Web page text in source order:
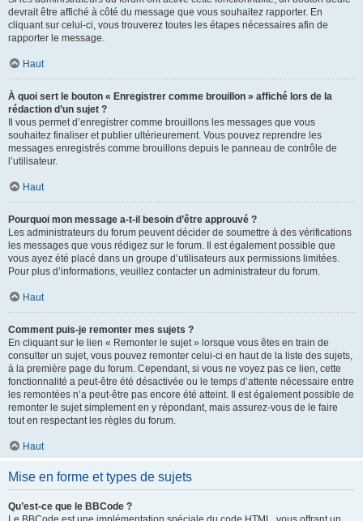
devrait être affiché à côté du message que vous souhaitez rapporter. En
cliquant sur celui-ci, vous trouverez toutes les étapes nécessaires afin de
rapporter le message.
Haut
À quoi sert le bouton « Enregistrer comme brouillon » affiché lors de la
rédaction d’un sujet ?
Il vous permet d’enregistrer comme brouillons les messages que vous
souhaitez finaliser et publier ultérieurement. Vous pouvez reprendre les
messages enregistrés comme brouillons depuis le panneau de contrôle de
l’utilisateur.
Haut
Pourquoi mon message a-t-il besoin d’être approuvé ?
Les administrateurs du forum peuvent décider de soumettre à des vérifications
les messages que vous rédigez sur le forum. Il est également possible que
vous ayez été placé dans un groupe d’utilisateurs aux permissions limitées.
Pour plus d’informations, veuillez contacter un administrateur du forum.
Haut
Comment puis-je remonter mes sujets ?
En cliquant sur le lien « Remonter le sujet » lorsque vous êtes en train de
consulter un sujet, vous pouvez remonter celui-ci en haut de la liste des sujets,
à la première page du forum. Cependant, si vous ne voyez pas ce lien, cette
fonctionnalité a peut-être été désactivée ou le temps d’attente nécessaire entre
les remontées n’a peut-être pas encore été atteint. Il est également possible de
remonter le sujet simplement en y répondant, mais assurez-vous de le faire
tout en respectant les règles du forum.
Haut
Mise en forme et types de sujets
Qu’est-ce que le BBCode ?